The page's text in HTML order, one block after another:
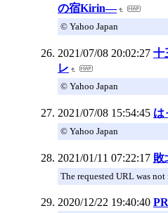
の宿Kirin―
© Yahoo Japan
2021/07/08 20:02:27 十
レ
© Yahoo Japan
2021/07/08 15:54:45 は
© Yahoo Japan
2021/01/11 07:22:17 敗
The requested URL was
2020/12/22 19:40:40